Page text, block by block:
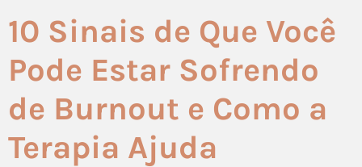
10 Sinais de Que Você
Pode Estar Sofrendo
de Burnout e Como a
Terapia Ajuda